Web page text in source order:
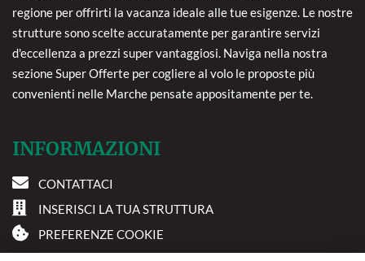
regione per offrirti la vacanza ideale alle tue esigenze. Le nostre
strutture sono scelte accuratamente per garantire servizi
d'eccellenza a prezzi super vantaggiosi. Naviga nella nostra
sezione Super Offerte per cogliere al volo le proposte più
convenienti nelle Marche pensate appositamente per te.
INFORMAZIONI
CONTATTACI
INSERISCI LA TUA STRUTTURA
PREFERENZE COOKIE